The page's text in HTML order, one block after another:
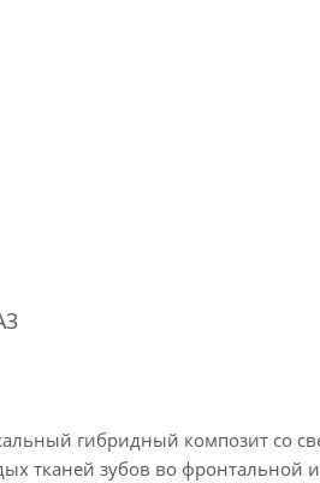
гибридный композит со
тканей зубов во фронтальной